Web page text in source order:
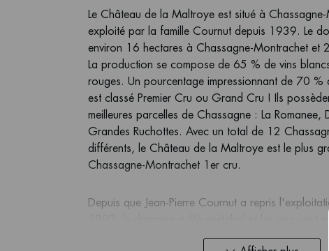
Le Château de la Maltroye est situé à
exploité par la famille Cournut depuis 1939. Le
environ 16 hectares à Chassagne-Montrachet et
La production se compose de 65 % de vins
rouges. Un pourcentage impressionnant de 70
est classé Premier Cru ou Grand Cru ! Ils
meilleures parcelles de Chassagne : La Romanee,
Grandes Ruchottes. Avec un total de 12
différents, le Château de la Maltroye est le plus
Chassagne-Montrachet 1er cru.
Depuis que Jean-Pierre Cournut a repris
région. Les vins sont mis en bouteille dans les